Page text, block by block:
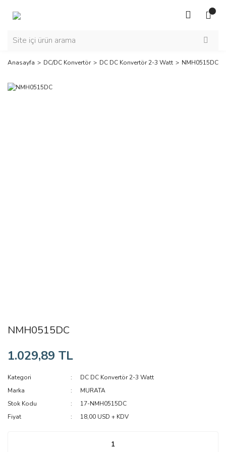
Anasayfa DC/DC Konvertör DC DC Konvertör 2-3 Watt NMH0515DC
NMH0515DC
1.029,89 TL
Kategori
DC DC Konvertör 2-3 Watt
Marka
MURATA
Stok Kodu
17-NMH0515DC
Fiyat
18,00 USD + KDV